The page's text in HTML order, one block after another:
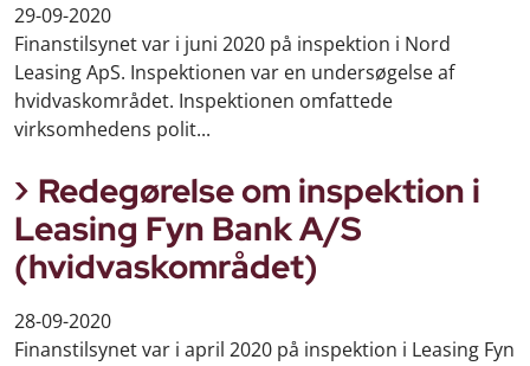
29-09-2020
Finanstilsynet var i juni 2020 på inspektion i Nord
Leasing ApS. Inspektionen var en undersøgelse af
hvidvaskområdet. Inspektionen omfattede
virksomhedens polit...
Redegørelse om inspektion i
Leasing Fyn Bank A/S
(hvidvaskområdet)
28-09-2020
Finanstilsynet var i april 2020 på inspektion i Leasing Fyn